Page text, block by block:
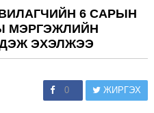
6 САРЫН
МЭРГЭЖЛИЙН
ЭХЭЛЖЭЭ
0 ЖИРГЭХ